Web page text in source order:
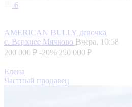
6
AMERICAN BULLY девочка
с. Верхнее Мячково Вчера, 10:58
200 000 ₽ -20% 250 000 ₽
Елена
Частный продавец